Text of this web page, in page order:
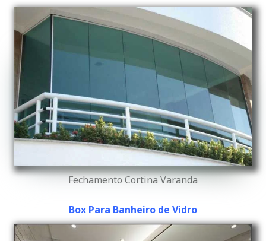
Fechamento Cortina Varanda
Box Para Banheiro de Vidro